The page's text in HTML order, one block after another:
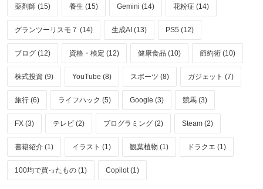
薬剤師 (15) 養生 (15) Gemini (14) 花粉症 (14)
グランツーリスモ７ (14) 生成AI (13) PS5 (12)
ブログ (12) 資格・検定 (12) 健康食品 (10) 節約術 (10)
株式投資 (9) YouTube (8) スポーツ (8) ガジェット (7)
旅行 (6) ライフハック (5) Google (3) 競馬 (3)
FX (3) テレビ (2) プログラミング (2) Steam (2)
書籍紹介 (1) イラスト (1) 観葉植物 (1) ドラクエ (1)
100均で買ったもの (1) Copilot (1)